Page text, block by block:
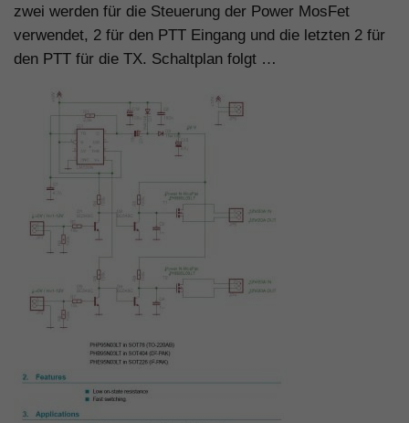
zwei werden für die Steuerung der Power MosFet
verwendet, 2 für den PTT Eingang und die letzten 2 für
den PTT für die TX. Schaltplan folgt …